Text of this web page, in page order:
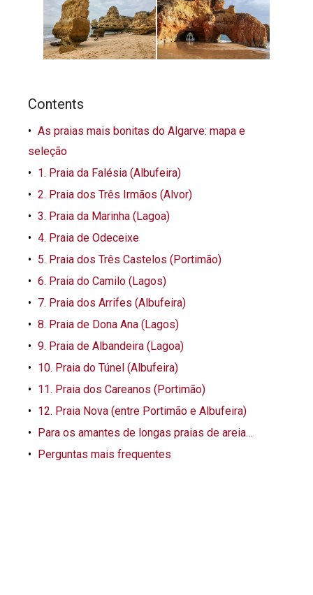
Contents
As praias mais bonitas do Algarve: mapa e
seleção
1. Praia da Falésia (Albufeira)
2. Praia dos Três Irmãos (Alvor)
3. Praia da Marinha (Lagoa)
4. Praia de Odeceixe
5. Praia dos Três Castelos (Portimão)
6. Praia do Camilo (Lagos)
7. Praia dos Arrifes (Albufeira)
8. Praia de Dona Ana (Lagos)
9. Praia de Albandeira (Lagoa)
10. Praia do Túnel (Albufeira)
11. Praia dos Careanos (Portimão)
12. Praia Nova (entre Portimão e Albufeira)
Para os amantes de longas praias de areia…
Perguntas mais frequentes